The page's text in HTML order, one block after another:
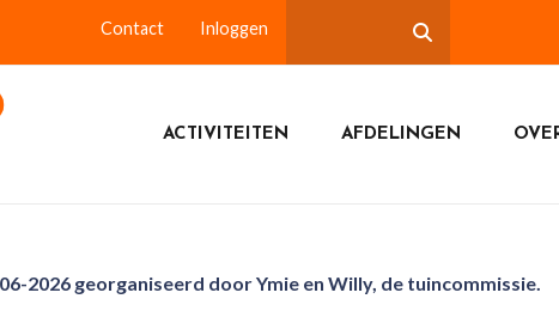
Contact Inloggen
ACTIVITEITEN AFDELINGEN
2026 georganiseerd door Ymie en Willy, de tuincommissie.